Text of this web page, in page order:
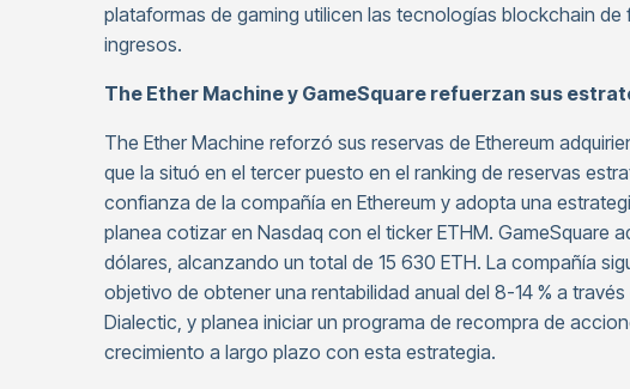
plataformas de gaming utilicen las tecnologías blockchain
ingresos.
The Ether Machine y GameSquare refuerzan sus
The Ether Machine reforzó sus reservas de Ethereum
que la situó en el tercer puesto en el ranking de reservas
confianza de la compañía en Ethereum y adopta una
planea cotizar en Nasdaq con el ticker ETHM. GameSquare
dólares, alcanzando un total de 15 630 ETH. La compañía
objetivo de obtener una rentabilidad anual del 8-14 % a
Dialectic, y planea iniciar un programa de recompra de
crecimiento a largo plazo con esta estrategia.